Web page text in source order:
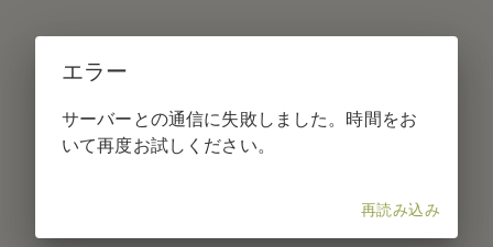
エラー
サーバーとの通信に失敗しました。時間をお
いて再度お試しください。
再読み込み